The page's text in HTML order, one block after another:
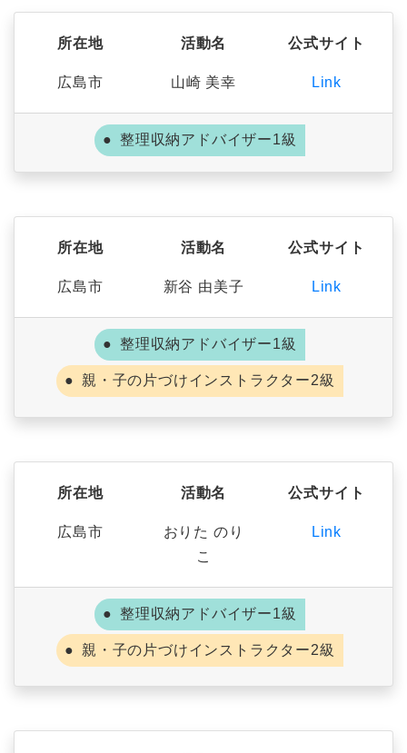
所在地
広島市
活動名
山崎 美幸
公式サイト
Link
整理収納アドバイザー1級
所在地
広島市
活動名
新谷 由美子
公式サイト
Link
整理収納アドバイザー1級
親・子の片づけインストラクター2級
所在地
広島市
活動名
おりた のり
こ
公式サイト
Link
整理収納アドバイザー1級
親・子の片づけインストラクター2級